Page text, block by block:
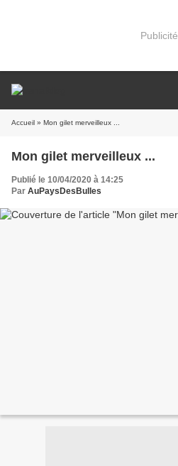
Publicité
Accueil » Mon gilet merveilleux ...
Mon gilet merveilleux ...
Publié le 10/04/2020 à 14:25
Par AuPaysDesBulles